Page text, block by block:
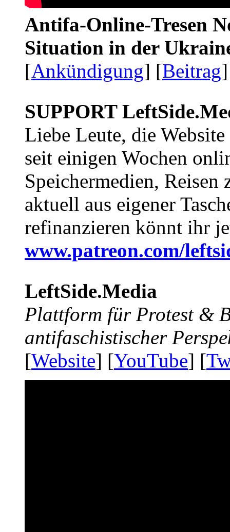
Antifa-Online-Tresen
Situation in der
[Ankündigung] [Beitrag
SUPPORT
Liebe Leute, die Website
seit einigen Wochen
Speichermedien, Reisen
aktuell aus eigener
refinanzieren könnt ihr
www.patreon.com/
LeftSide.Media
Plattform für Protest &
antifaschistischer
[Website] [YouTube] [